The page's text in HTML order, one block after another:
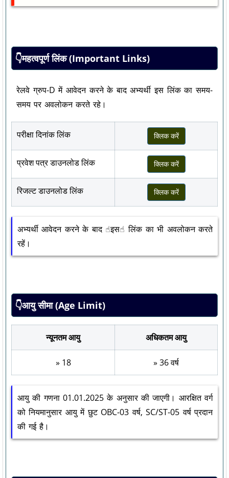
👇महत्वपूर्ण लिंक (Important Links)
रेलवे ग्रुप-D में आवेदन करने के बाद अभ्यर्थी इस लिंक का समय-
समय पर अवलोकन करते रहे।
परीक्षा दिनांक लिंक क्लिक करें
प्रवेश पत्र डाउनलोड लिंक क्लिक करें
रिजल्ट डाउनलोड लिंक क्लिक करें
अभ्यर्थी आवेदन करने के बाद ☝︎इस☝︎ लिंक का भी अवलोकन करते
रहें।
👇आयु सीमा (Age Limit)
न्यूनतम आयु अधिकतम आयु
» 18 » 36 वर्ष
आयु की गणना 01.01.2025 के अनुसार की जाएगी। आरक्षित वर्ग
को नियमानुसार आयु में छुट OBC-03 वर्ष, SC/ST-05 वर्ष प्रदान
की गई है।